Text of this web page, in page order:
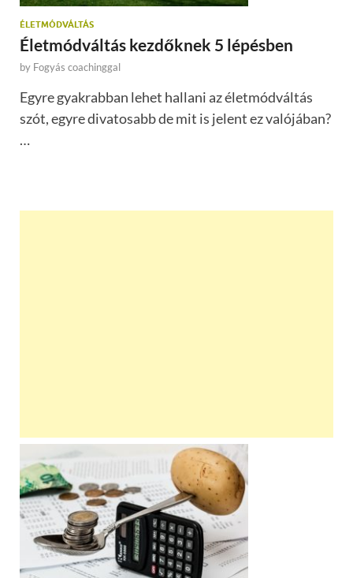
ÉLETMÓDVÁLTÁS
Életmódváltás kezdőknek 5 lépésben
by Fogyás coachinggal
Egyre gyakrabban lehet hallani az életmódváltás
szót, egyre divatosabb de mit is jelent ez valójában?
…